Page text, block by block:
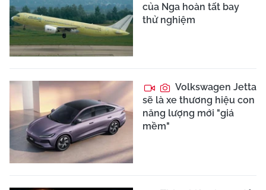
của Nga hoàn tất bay
thử nghiệm
Volkswagen Jetta
sẽ là xe thương hiệu con
năng lượng mới "giá
mềm"